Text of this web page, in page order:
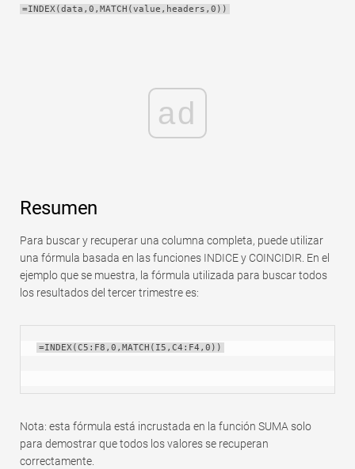
Rápido
=INDEX(data,0,MATCH(value,headers,0))
ad
Resumen
Para buscar y recuperar una columna completa, puede utilizar
una fórmula basada en las funciones INDICE y COINCIDIR. En el
ejemplo que se muestra, la fórmula utilizada para buscar todos
los resultados del tercer trimestre es:
=INDEX(C5:F8,0,MATCH(I5,C4:F4,0))
Nota: esta fórmula está incrustada en la función SUMA solo
para demostrar que todos los valores se recuperan
correctamente.